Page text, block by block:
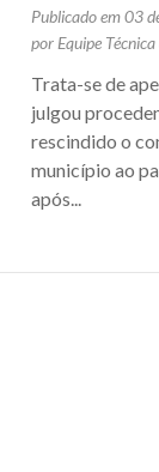
Publicado em 03
por Equipe
Trata-se de
julgou
rescindido o
município ao
após...